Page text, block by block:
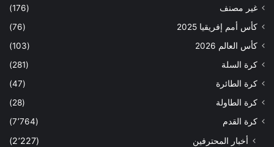
غير مصنف
(176)
كأس أمم إفريقيا 2025
(76)
كأس العالم 2026
(103)
كرة السلة
(281)
كرة الطائرة
(47)
كرة الطاولة
(28)
كرة القدم
(7٬764)
أخبار المحترفين
(2٬227)